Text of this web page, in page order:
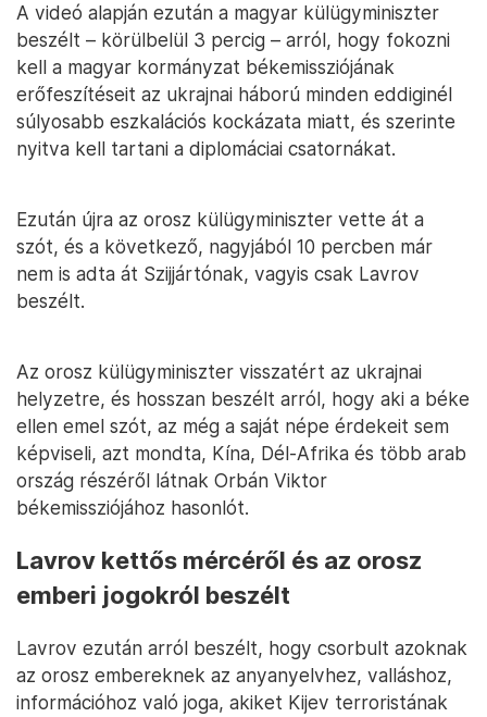
A videó alapján ezután a magyar külügyminiszter
beszélt – körülbelül 3 percig – arról, hogy fokozni
kell a magyar kormányzat békemissziójának
erőfeszítéseit az ukrajnai háború minden eddiginél
súlyosabb eszkalációs kockázata miatt, és szerinte
nyitva kell tartani a diplomáciai csatornákat.
Ezután újra az orosz külügyminiszter vette át a
szót, és a következő, nagyjából 10 percben már
nem is adta át Szijjártónak, vagyis csak Lavrov
beszélt.
Az orosz külügyminiszter visszatért az ukrajnai
helyzetre, és hosszan beszélt arról, hogy aki a béke
ellen emel szót, az még a saját népe érdekeit sem
képviseli, azt mondta, Kína, Dél-Afrika és több arab
ország részéről látnak Orbán Viktor
békemissziójához hasonlót.
Lavrov kettős mércéről és az orosz
emberi jogokról beszélt
Lavrov ezután arról beszélt, hogy csorbult azoknak
az orosz embereknek az anyanyelvhez, valláshoz,
információhoz való joga, akiket Kijev terroristának